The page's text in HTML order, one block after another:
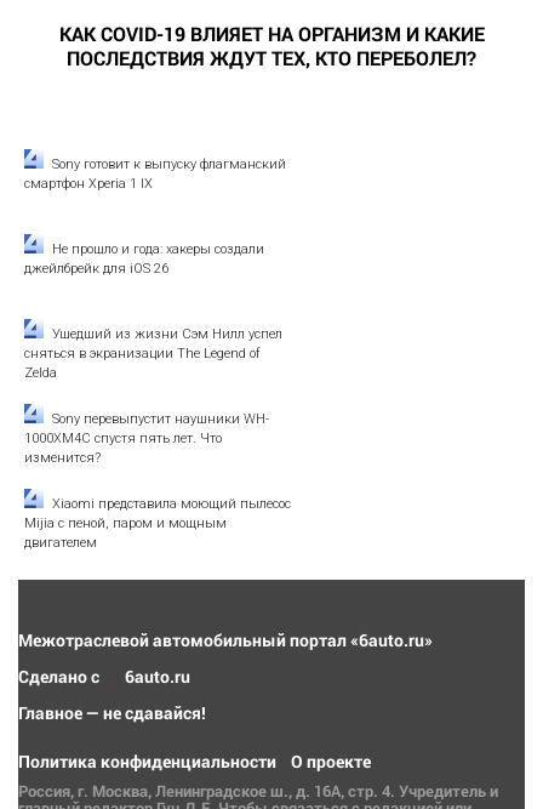
КАК COVID-19 ВЛИЯЕТ НА ОРГАНИЗМ И КАКИЕ
ПОСЛЕДСТВИЯ ЖДУТ ТЕХ, КТО ПЕРЕБОЛЕЛ?
Sony готовит к выпуску флагманский
смартфон Xperia 1 IX
Не прошло и года: хакеры создали
джейлбрейк для iOS 26
Ушедший из жизни Сэм Нилл успел
сняться в экранизации The Legend of
Zelda
Sony перевыпустит наушники WH-
1000XM4C спустя пять лет. Что
изменится?
Xiaomi представила моющий пылесос
Mijia с пеной, паром и мощным
двигателем
Межотраслевой автомобильный портал «6auto.ru»
Сделано с
6auto.ru
Главное — не сдавайся!
Политика конфиденциальности О проекте
Россия, г. Москва, Ленинградское ш., д. 16А, стр. 4. Учредитель и